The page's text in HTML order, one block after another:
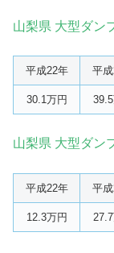
山梨県 大型ダン
平成22年 平
30.1万円
山梨県 大型ダン
平成22年 平
12.3万円